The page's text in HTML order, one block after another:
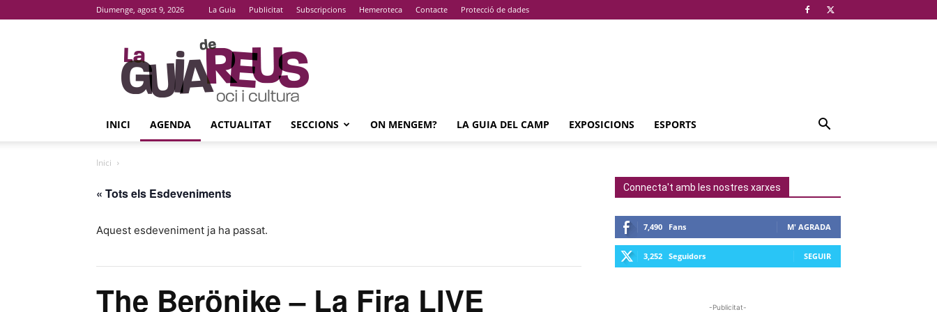
Diumenge, agost 9, 2026 La Guia Publicitat Subscripcions Hemeroteca Contacte Protecció de dades
La
Guia
De
Reus
INICI AGENDA ACTUALITAT SECCIONS ON MENGEM? LA GUIA DEL CAMP EXPOSICIONS ESPORTS
Inici
« Tots els Esdeveniments
Aquest esdeveniment ja ha passat.
The Berönike – La Fira LIVE
Connecta't amb les nostres xarxes
7,490 Fans M' AGRADA
3,252 Seguidors SEGUIR
-Publicitat-